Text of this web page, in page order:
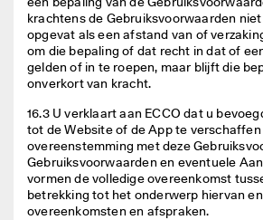
krachtens de Gebruiksvoorwaarden
opgevat als een afstand van of
om die bepaling of dat recht in dat of
gelden of in te roepen, maar blijft die
onverkort van kracht.
16.3 U verklaart aan ECCO dat u
tot de Website of de App te verschaffen
overeenstemming met deze
Gebruiksvoorwaarden en eventuele
vormen de volledige overeenkomst
betrekking tot het onderwerp hiervan
overeenkomsten en afspraken.